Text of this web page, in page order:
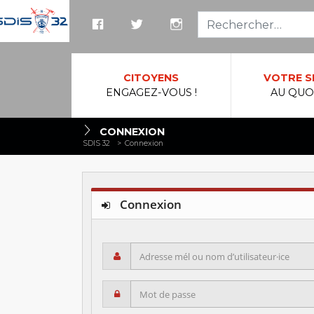
CITOYENS
ENGAGEZ-VOUS !
VOTRE
AU
CONNEXION
SDIS 32 > Connexion
Connexion